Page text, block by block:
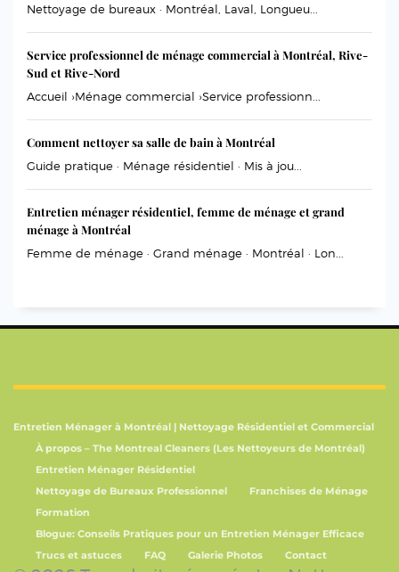
Nettoyage de bureaux · Montréal, Laval, Longueu...
Service professionnel de ménage commercial à Montréal, Rive-
Sud et Rive-Nord
Accueil ›Ménage commercial ›Service professionn...
Comment nettoyer sa salle de bain à Montréal
Guide pratique · Ménage résidentiel · Mis à jou...
Entretien ménager résidentiel, femme de ménage et grand
ménage à Montréal
Femme de ménage · Grand ménage · Montréal · Lon...
Entretien Ménager à Montréal | Nettoyage Résidentiel et Commercial
À propos – The Montreal Cleaners (Les Nettoyeurs de Montréal)
Entretien Ménager Résidentiel
Nettoyage de Bureaux Professionnel
Franchises de Ménage
Formation
Blogue: Conseils Pratiques pour un Entretien Ménager Efficace
Trucs et astuces
FAQ Galerie Photos Contact